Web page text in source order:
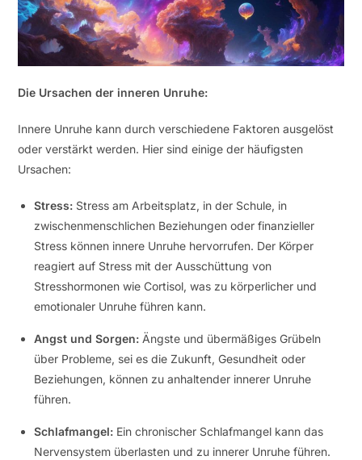
Die Ursachen der inneren Unruhe:
Innere Unruhe kann durch verschiedene Faktoren ausgelöst
oder verstärkt werden. Hier sind einige der häufigsten
Ursachen:
Stress: Stress am Arbeitsplatz, in der Schule, in
zwischenmenschlichen Beziehungen oder finanzieller
Stress können innere Unruhe hervorrufen. Der Körper
reagiert auf Stress mit der Ausschüttung von
Stresshormonen wie Cortisol, was zu körperlicher und
emotionaler Unruhe führen kann.
Angst und Sorgen: Ängste und übermäßiges Grübeln
über Probleme, sei es die Zukunft, Gesundheit oder
Beziehungen, können zu anhaltender innerer Unruhe
führen.
Schlafmangel: Ein chronischer Schlafmangel kann das
Nervensystem überlasten und zu innerer Unruhe führen.